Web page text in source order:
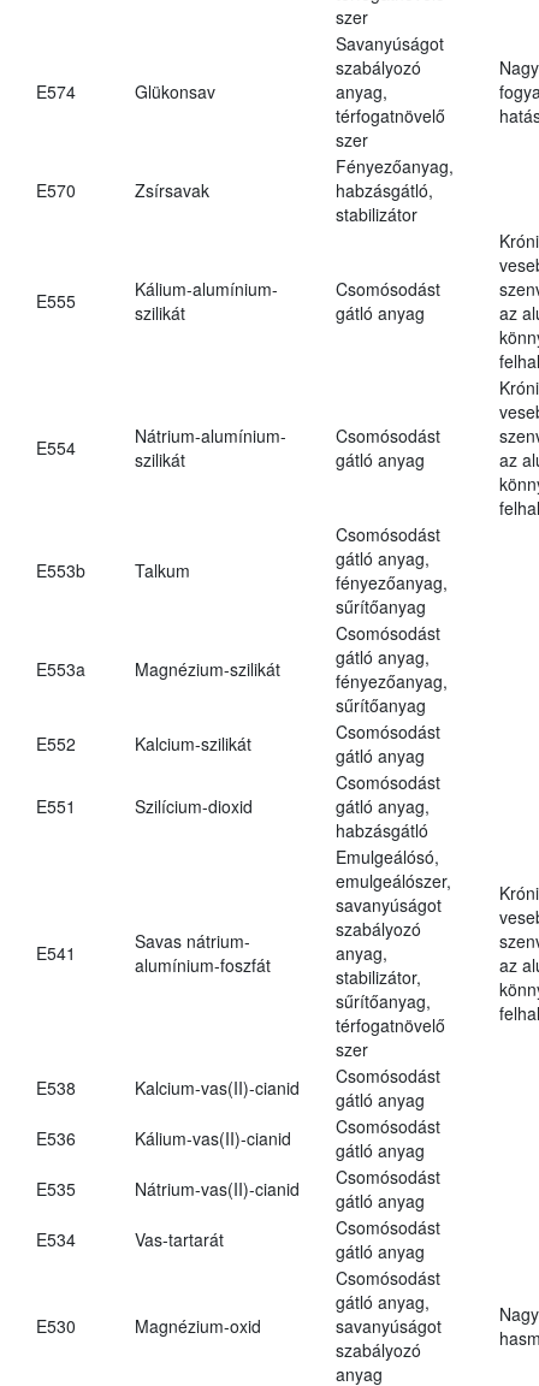
szer
E574 Glükonsav
Savanyúságot
szabályozó
anyag,
térfogatnövelő
szer
E570 Zsírsavak
Fényezőanyag,
habzásgátló,
stabilizátor
E555
Kálium-alumínium-
szilikát
Csomósodást
gátló anyag
az
E554
Nátrium-alumínium-
szilikát
Csomósodást
gátló anyag
az
E553b Talkum
Csomósodást
gátló anyag,
fényezőanyag,
sűrítőanyag
E553a Magnézium-szilikát
Csomósodást
gátló anyag,
fényezőanyag,
sűrítőanyag
E552
Kalcium-szilikát
Csomósodást
gátló anyag
E551 Szilícium-dioxid
Csomósodást
gátló anyag,
habzásgátló
E541
Savas nátrium-
alumínium-foszfát
Emulgeálósó,
emulgeálószer,
savanyúságot
szabályozó
anyag,
stabilizátor,
sűrítőanyag,
térfogatnövelő
szer
az
E538 Kalcium-vas(II)-cianid
Csomósodást
gátló anyag
E536
Kálium-vas(II)-cianid
Csomósodást
gátló anyag
E535
Nátrium-vas(II)-cianid
Csomósodást
gátló anyag
E534
Vas-tartarát
Csomósodást
gátló anyag
E530 Magnézium-oxid
Csomósodást
gátló anyag,
savanyúságot
szabályozó
anyag